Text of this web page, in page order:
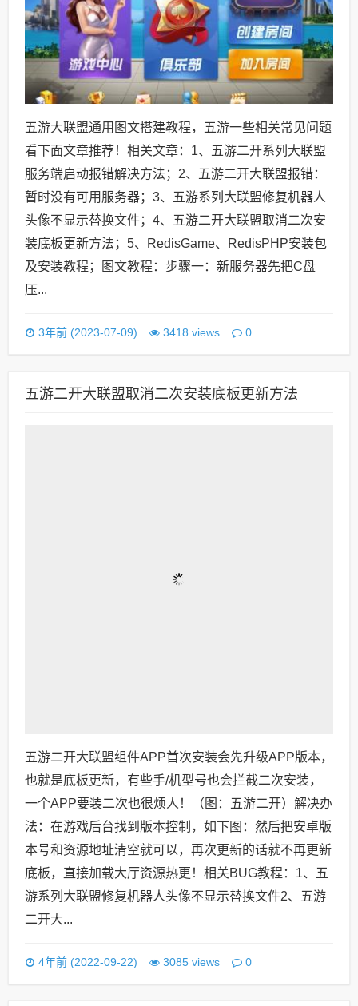
五游大联盟通用图文搭建教程，五游一些相关常见问题
看下面文章推荐！相关文章：1、五游二开系列大联盟
服务端启动报错解决方法；2、五游二开大联盟报错：
暂时没有可用服务器；3、五游系列大联盟修复机器人
头像不显示替换文件；4、五游二开大联盟取消二次安
装底板更新方法；5、RedisGame、RedisPHP安装包
及安装教程；图文教程：步骤一：新服务器先把C盘
压...
3年前 (2023-07-09) 3418 views 0
五游二开大联盟取消二次安装底板更新方法
五游二开大联盟组件APP首次安装会先升级APP版本，
也就是底板更新，有些手/机型号也会拦截二次安装，
一个APP要装二次也很烦人！（图：五游二开）解决办
法：在游戏后台找到版本控制，如下图：然后把安卓版
本号和资源地址清空就可以，再次更新的话就不再更新
底板，直接加载大厅资源热更！相关BUG教程：1、五
游系列大联盟修复机器人头像不显示替换文件2、五游
二开大...
4年前 (2022-09-22) 3085 views 0